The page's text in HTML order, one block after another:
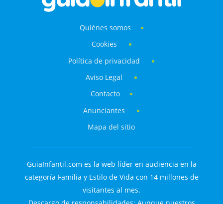
Quiénes somos
Cookies
Política de privacidad
Aviso Legal
Contacto
Anunciantes
Mapa del sitio
GuiaInfantil.com es la web líder en audiencia en la
categoría Familia y Estilo de Vida con 14 millones de
visitantes al mes.